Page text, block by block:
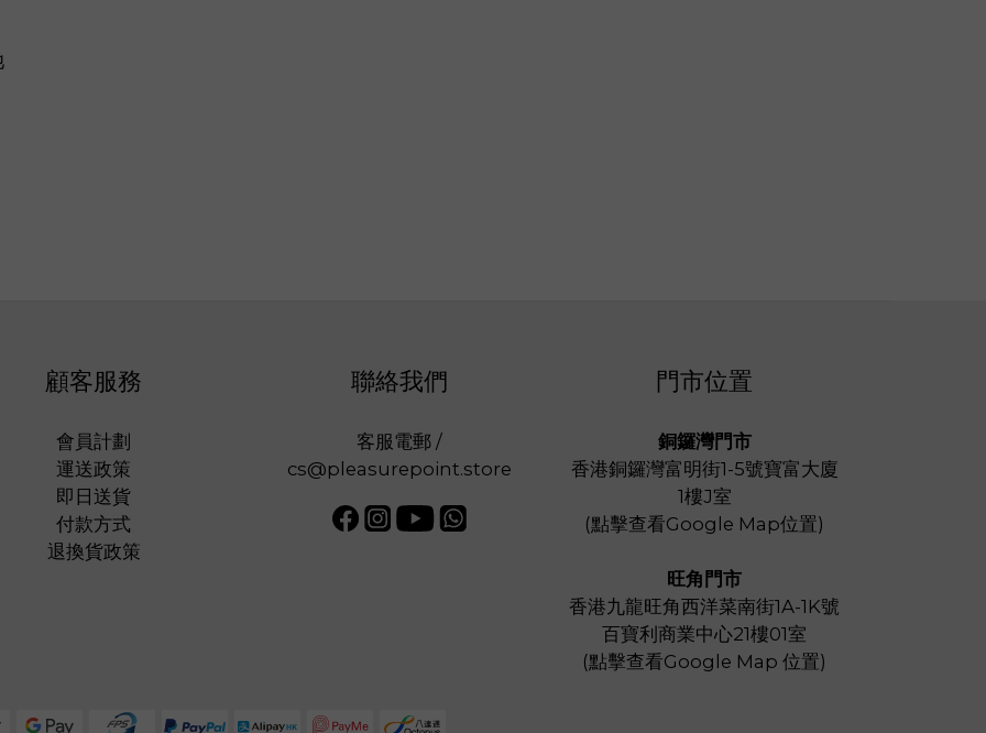
顧客服務
會員計劃
運送政策
即日送貨
付款方式
退換貨政策
聯絡我們
客服電郵 /
cs@pleasurepoint.store
門市位置
銅鑼灣門市
香港銅鑼灣富明街1-5號寶富大廈
1樓J室
(點擊查看Google Map位置)
旺角門市
香港九龍旺角西洋菜南街1A-1K號
百寶利商業中心21樓01室
(點擊查看Google Map 位置)